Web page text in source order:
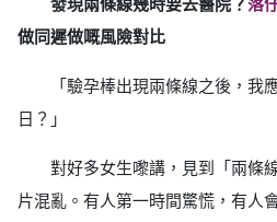
做同遲做嘅風險對比
「驗孕棒出現兩條線之後，我
日？」
對好多女生嚟講，見到「兩條
片混亂。有人第一時間驚慌，有人